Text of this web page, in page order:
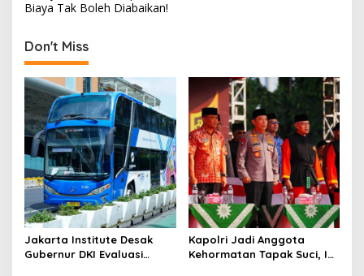
t
n
a
v
i
g
a
t
i
o
n
Biaya Tak Boleh Diabaikan!
Don't Miss
Jakarta Institute Desak
Gubernur DKI Evaluasi
Kapolri Jadi Anggota
Kehormatan Tapak Suci, Ini